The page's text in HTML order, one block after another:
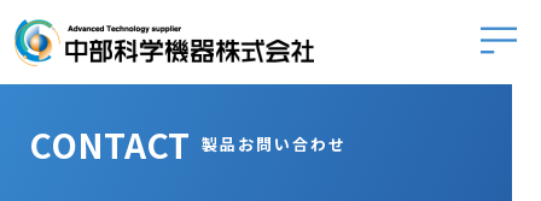
中部科
CONTACT 製品お問い合わせ